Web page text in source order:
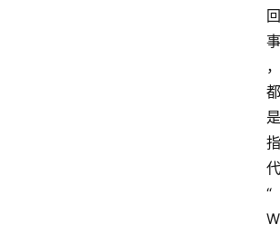
回
事
，
都
是
指
代
“
W